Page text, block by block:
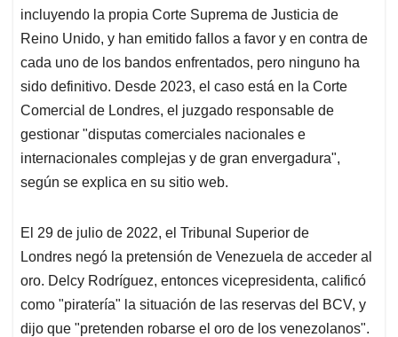
incluyendo la propia Corte Suprema de Justicia de
Reino Unido, y han emitido fallos a favor y en contra de
cada uno de los bandos enfrentados, pero ninguno ha
sido definitivo. Desde 2023, el caso está en la Corte
Comercial de Londres, el juzgado responsable de
gestionar "disputas comerciales nacionales e
internacionales complejas y de gran envergadura",
según se explica en su sitio web.
El 29 de julio de 2022, el Tribunal Superior de
Londres negó la pretensión de Venezuela de acceder al
oro. Delcy Rodríguez, entonces vicepresidenta, calificó
como "piratería" la situación de las reservas del BCV, y
dijo que "pretenden robarse el oro de los venezolanos".